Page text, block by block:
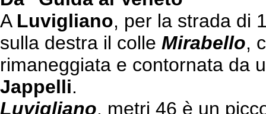
A Luvigliano, per la strada di
sulla destra il colle Mirabello,
rimaneggiata e contornata da
Jappelli.
Luvigliano, metri 46 è un